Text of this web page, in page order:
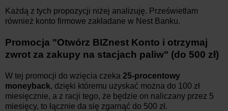
Każdą z tych propozycji niżej analizuję. Prześwietlam
również konto firmowe zakładane w Nest Banku.
Promocja "Otwórz BIZnest Konto i otrzymaj
zwrot za zakupy na stacjach paliw" (do 500 zł)
W tej promocji do wzięcia czeka 25-procentowy
moneyback, dzięki któremu uzyskać można do 100 zł
miesięcznie, a z racji tego, że będzie on naliczany przez 5
miesięcy, to łącznie da się zgarnąć do 500 zł.